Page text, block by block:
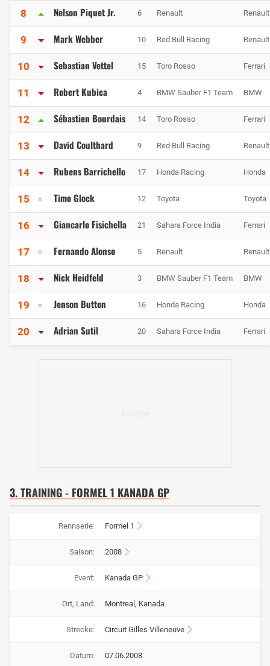
8 Nelson Piquet Jr. 6 Renault Renault
9 Mark Webber 10 Red Bull Racing Renault
10 Sebastian Vettel 15 Toro Rosso Ferrari
11 Robert Kubica 4 BMW Sauber F1 Team BMW
12 Sébastien Bourdais 14 Toro Rosso Ferrari
13 David Coulthard 9 Red Bull Racing Renault
14 Rubens Barrichello 17 Honda Racing Honda
15 Timo Glock 12 Toyota Toyota
16 Giancarlo Fisichella 21 Sahara Force India Ferrari
17 Fernando Alonso 5 Renault Renault
18 Nick Heidfeld 3 BMW Sauber F1 Team BMW
19 Jenson Button 16 Honda Racing Honda
20 Adrian Sutil 20 Sahara Force India Ferrari
3. TRAINING - FORMEL 1 KANADA GP
Rennserie: Formel 1
Saison: 2008
Event: Kanada GP
Ort, Land: Montreal, Kanada
Strecke: Circuit Gilles Villeneuve
Datum: 07.06.2008